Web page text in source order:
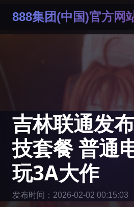
888集团(中国)官方网
吉林联通发
技套餐 普通
玩3A大作
发布时间：2026-02-02 00:15:03